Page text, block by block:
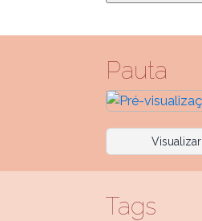
Pauta
Visualizar
Tags